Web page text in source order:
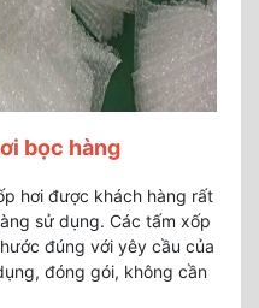
bọc hàng
hơi được khách hàng rất
sử dụng. Các tấm xốp
đúng với yêy cầu của
đóng gói, không cần